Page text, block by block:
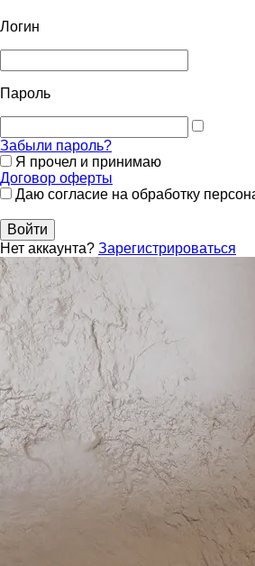
Логин
Пароль
Забыли пароль?
Я прочел и принимаю
Договор оферты
Даю согласие на обработку
Войти
Нет аккаунта? Зарегистрироваться